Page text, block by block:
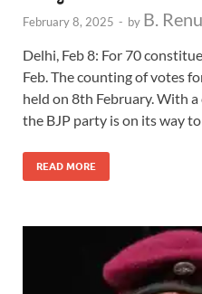
February 8, 2025 - by B.
Delhi, Feb 8: For 70
Feb. The counting of votes
held on 8th February. With
the BJP party is on its way
READ MORE